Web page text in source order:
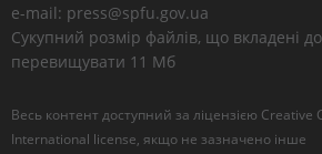
e-mail: press@spfu.gov.ua
Сукупний розмір файлів, що вкладені
перевищувати 11 Мб
Весь контент доступний за ліцензією Creative
International license, якщо не зазначено інше